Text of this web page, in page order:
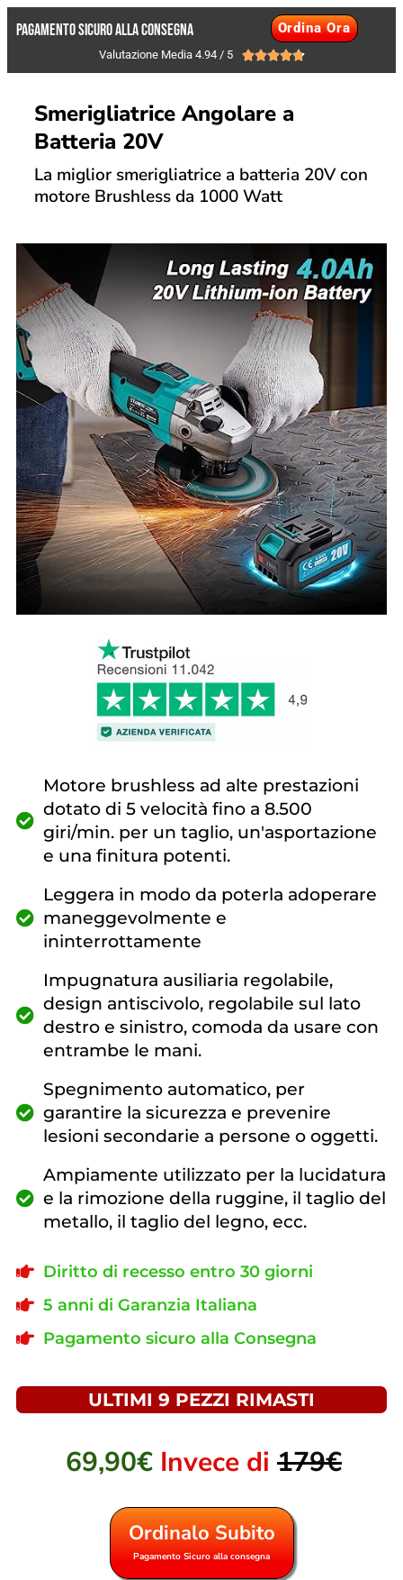
PAGAMENTO SICURO ALLA CONSEGNA Ordina Ora
Valutazione Media 4.94 / 5 
Smerigliatrice Angolare a
Batteria 20V
La miglior smerigliatrice a batteria 20V con
motore Brushless da 1000 Watt
Motore brushless ad alte prestazioni
dotato di 5 velocità fino a 8.500
giri/min. per un taglio, un'asportazione
e una finitura potenti.
Leggera in modo da poterla adoperare
maneggevolmente e
ininterrottamente
Impugnatura ausiliaria regolabile,
design antiscivolo, regolabile sul lato
destro e sinistro, comoda da usare con
entrambe le mani.
Spegnimento automatico, per
garantire la sicurezza e prevenire
lesioni secondarie a persone o oggetti.
Ampiamente utilizzato per la lucidatura
e la rimozione della ruggine, il taglio del
metallo, il taglio del legno, ecc.
Diritto di recesso entro 30 giorni
5 anni di Garanzia Italiana
Pagamento sicuro alla Consegna
ULTIMI 9 PEZZI RIMASTI
69,90€ Invece di 179€
Ordinalo Subito
Pagamento Sicuro alla consegna